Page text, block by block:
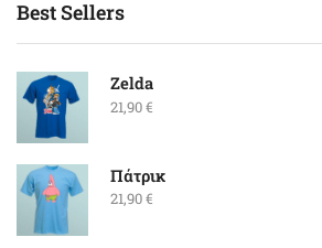
Best Sellers
Zelda
21,90€
Πάτρικ
21,90€